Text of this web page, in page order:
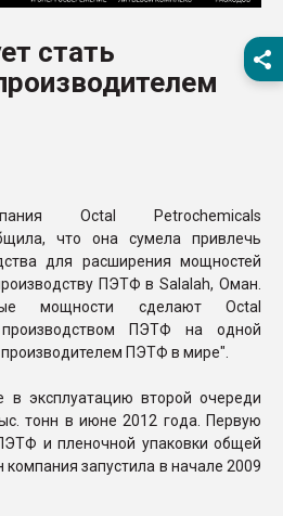
28.07.2026
28.07.2026
ПЕРЕЙТИ НА
стать
Octal Petrochemicals
что она сумела привлечь
для расширения мощностей
ПЭТФ в Salalah, Оман.
мощности сделают Octal
ПЭТФ на одной
ПЭТФ в мире".
в эксплуатацию второй очереди
тонн в июне 2012 года. Первую
и пленочной упаковки общей
запустила в начале 2009